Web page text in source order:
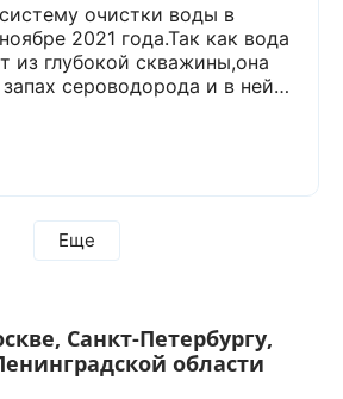
очистки воды в
2021 года.Так как вода
из глубокой скважины,она
сероводорода и в ней
в доме ей было
стала на вкус лучше,чем
О такой хорошей
уже 5 лет.И в
не было никаких
что-то заменить.
и,как всегда,вежливые
Еще
Санкт-Петербургу,
области